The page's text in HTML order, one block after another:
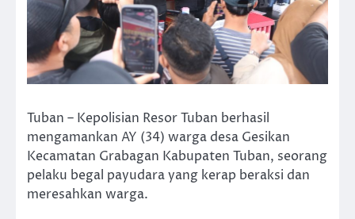
Tuban – Kepolisian Resor Tuban berhasil
mengamankan AY (34) warga desa Gesikan
Kecamatan Grabagan Kabupaten Tuban, seorang
pelaku begal payudara yang kerap beraksi dan
meresahkan warga.